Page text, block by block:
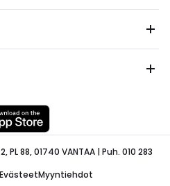
88, 01740 VANTAA | Puh. 010 283
EvästeetMyyntiehdot